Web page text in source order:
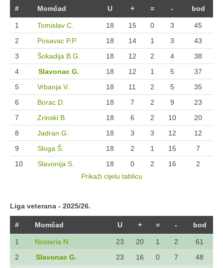
# Momčad U + = - bod
1 Tomislav C. 18 15 0 3
45
2
Posavac P.P. 18 14 1 3
43
3
Šokadija B.G. 18 12 2 4
38
4
Slavonac G. 18 12 1 5
37
5
Vrbanja V. 18 11 2 5
35
6
Borac D. 18 7 2 9
23
7
Zrinski B. 18 6 2 10
20
8
Jadran G. 18 3 3 12
12
9
Sloga Š. 18 2 1 15
7
10
Slavonija S. 18 0 2 16
2
Prikaži cijelu tablicu
Liga veterana - 2025/26.
# Momčad U + = - bod
1 Nosteria N. 23 20 1 2
61
2
Slavonac G. 23 16 0 7
48